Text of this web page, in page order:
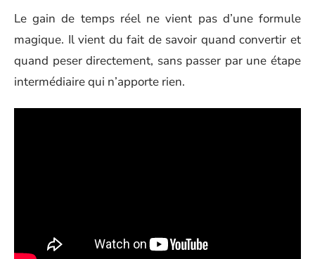
Le gain de temps réel ne vient pas d’une formule
magique. Il vient du fait de savoir quand convertir et
quand peser directement, sans passer par une étape
intermédiaire qui n’apporte rien.